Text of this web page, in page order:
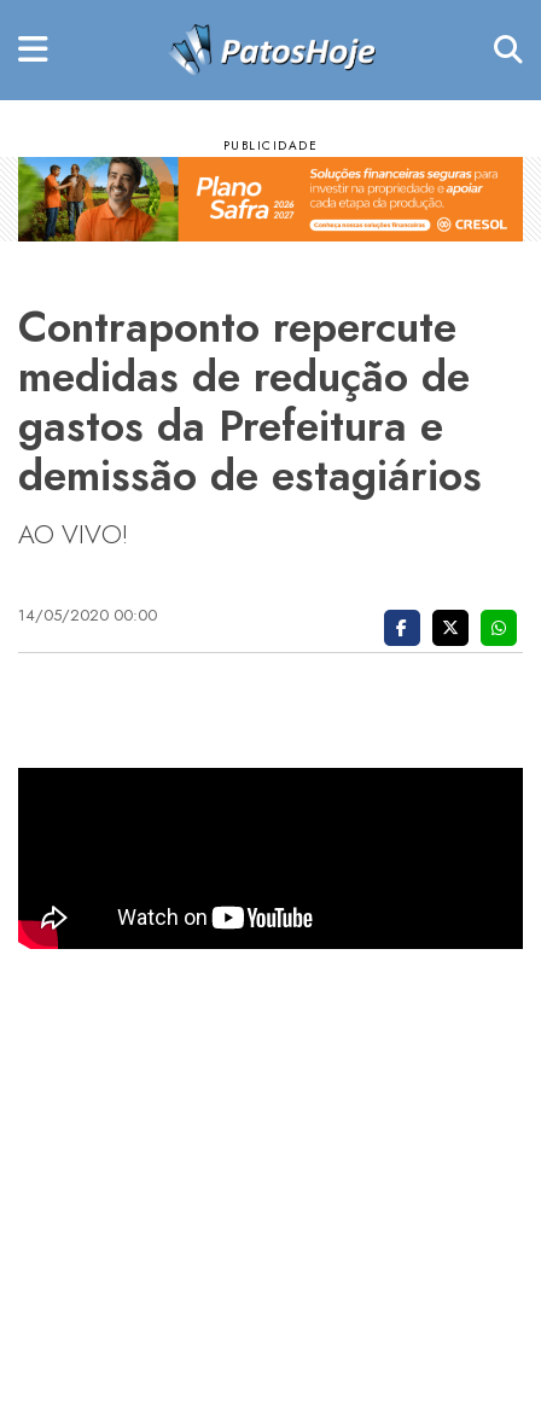
Contraponto repercute
medidas de redução de
gastos da Prefeitura e
demissão de estagiários
AO VIVO!
14/05/2020 00:00